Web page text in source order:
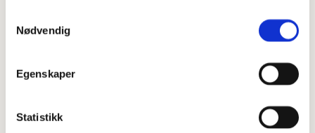
Nødvendig
Egenskaper
Statistikk
kr 349,00
Vi har designet tre ulike fjøler, alle produsert av de fine folka hos Gamle
Museet og har et vakkert inngravert aks, og er vokset med bivoks.